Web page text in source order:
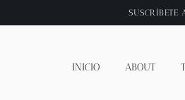
SUSCRÍBETE
INICIO ABOUT